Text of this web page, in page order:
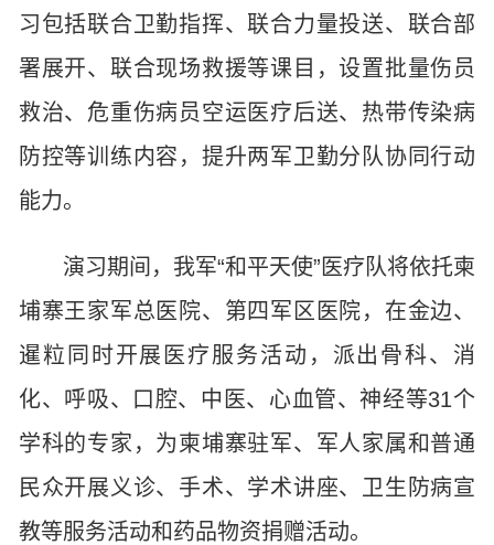
习包括联合卫勤指挥、联合力量投送、联合部
署展开、联合现场救援等课目，设置批量伤员
救治、危重伤病员空运医疗后送、热带传染病
防控等训练内容，提升两军卫勤分队协同行动
能力。
演习期间，我军“和平天使”医疗队将依托柬
埔寨王家军总医院、第四军区医院，在金边、
暹粒同时开展医疗服务活动，派出骨科、消
化、呼吸、口腔、中医、心血管、神经等31个
学科的专家，为柬埔寨驻军、军人家属和普通
民众开展义诊、手术、学术讲座、卫生防病宣
教等服务活动和药品物资捐赠活动。